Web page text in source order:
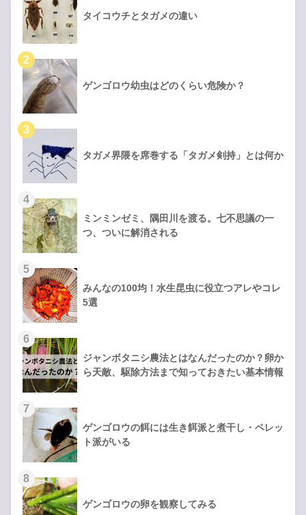
タイコウチとタガメの違い
ゲンゴロウ幼虫はどのくらい危険か？
タガメ界隈を席巻する「タガメ剣持」とは何か
ミンミンゼミ、隅田川を渡る。七不思議の一
つ、ついに解消される
みんなの100均！水生昆虫に役立つアレやコレ
5選
ジャンボタニシ農法とはなんだったのか？卵か
ら天敵、駆除方法まで知っておきたい基本情報
ゲンゴロウの餌には生き餌派と煮干し・ペレッ
ト派がいる
ゲンゴロウの卵を観察してみる